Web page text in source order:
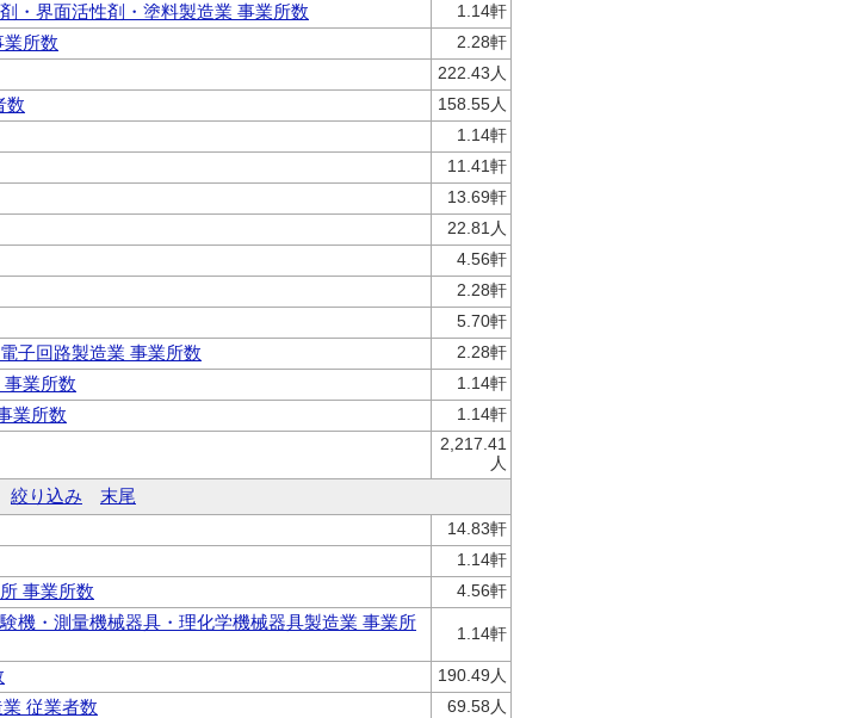
・界面活性剤・塗料製造業 事業所数
1.14軒
業所数
2.28軒
222.43人
数
158.55人
1.14軒
11.41軒
13.69軒
22.81人
4.56軒
2.28軒
5.70軒
子回路製造業 事業所数
2.28軒
業所数
1.14軒
業所数 1.14軒
2,217.41
人
絞り込み 末尾
14.83軒
1.14軒
事業所数 4.56軒
機・測量機械器具・理化学機械器具製造業 事業所
1.14軒
190.49人
従業者数
69.58人